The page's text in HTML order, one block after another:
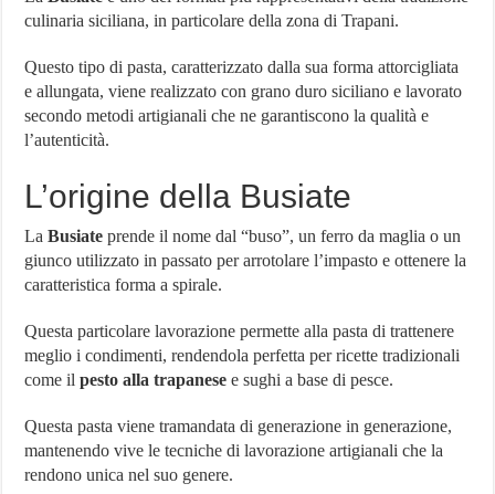
Orologio più costoso al mondo
Network Marketing Aziende Italiane – Lista Aggiornata 2024
culinaria siciliana, in particolare della zona di Trapani.
Questo tipo di pasta, caratterizzato dalla sua forma attorcigliata
e allungata, viene realizzato con grano duro siciliano e lavorato
secondo metodi artigianali che ne garantiscono la qualità e
l’autenticità.
L’origine della Busiate
LaBusiate prende il nome dal “buso”, un ferro da maglia o un
giunco utilizzato in passato per arrotolare l’impasto e ottenere la
caratteristica forma a spirale.
Questa particolare lavorazione permette alla pasta di trattenere
meglio i condimenti, rendendola perfetta per ricette tradizionali
come ilpesto alla trapanese e sughi a base di pesce.
Questa pasta viene tramandata di generazione in generazione,
mantenendo vive le tecniche di lavorazione artigianali che la
rendono unica nel suo genere.